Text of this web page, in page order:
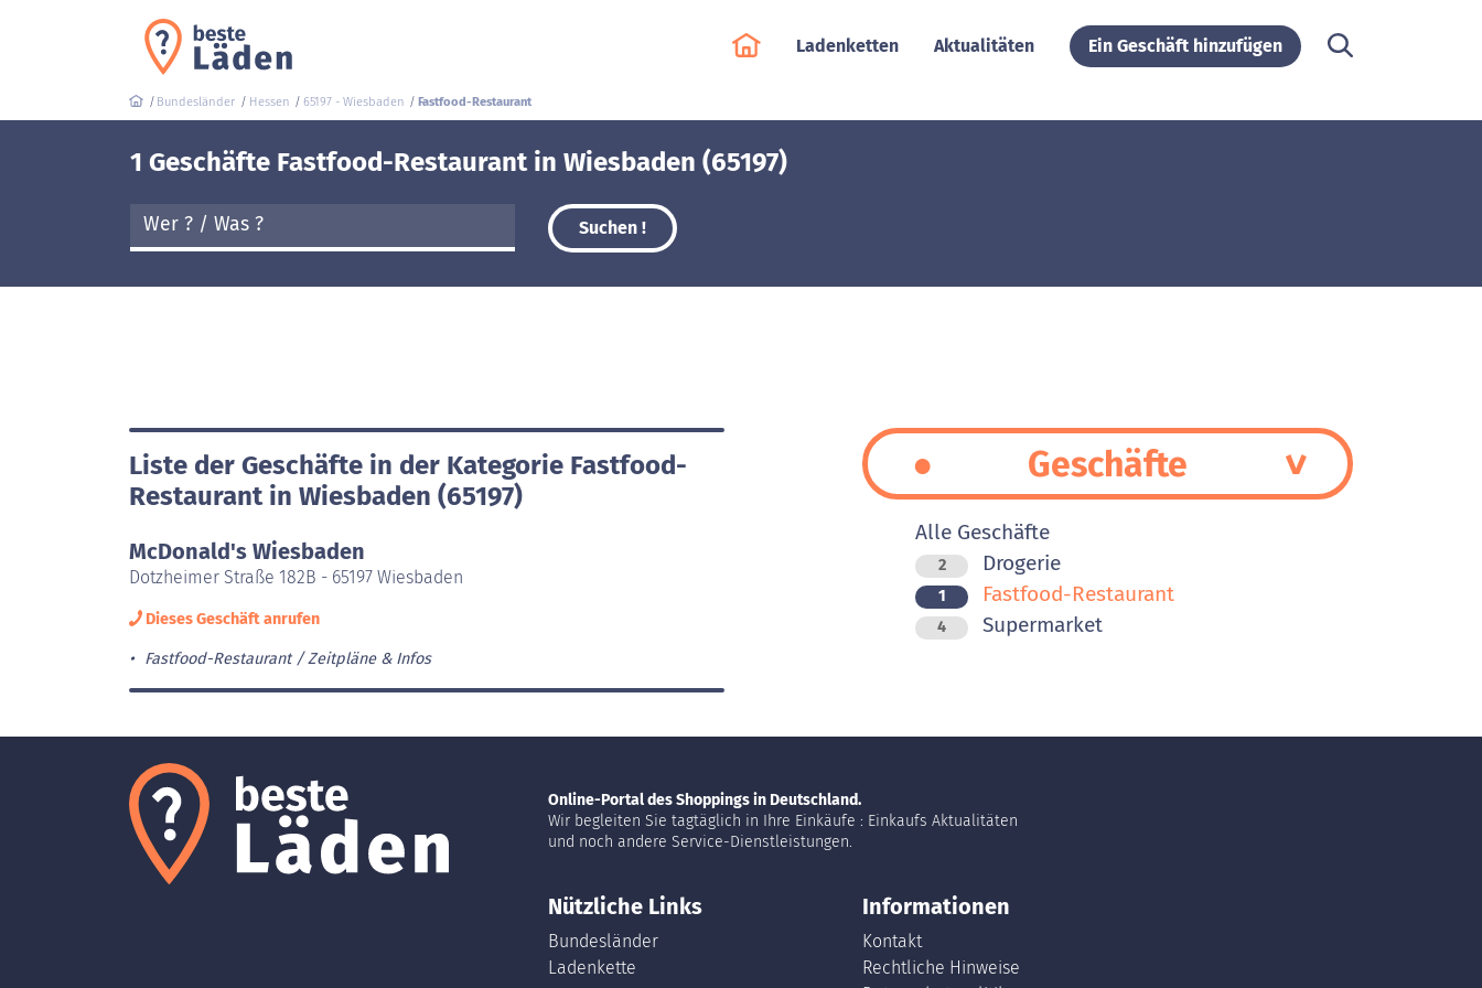
Ladenketten Aktualitäten Ein Geschäft hinzufügen
Bundesländer Hessen 65197 - Wiesbaden Fastfood-Restaurant
1 Geschäfte Fastfood-Restaurant in Wiesbaden (65197)
Suchen !
Liste der Geschäfte in der Kategorie Fastfood-
Restaurant in Wiesbaden (65197)
McDonald's Wiesbaden
Dotzheimer Straße 182B - 65197 Wiesbaden
Dieses Geschäft anrufen
Fastfood-Restaurant Zeitpläne & Infos
Geschäfte
Alle Geschäfte
2 Drogerie
1 Fastfood-Restaurant
4 Supermarket
Online-Portal des Shoppings in Deutschland.
Wir begleiten Sie tagtäglich in Ihre Einkäufe : Einkaufs Aktualitäten
und noch andere Service-Dienstleistungen.
Nützliche Links
Bundesländer
Ladenkette
Informationen
Kontakt
Rechtliche Hinweise